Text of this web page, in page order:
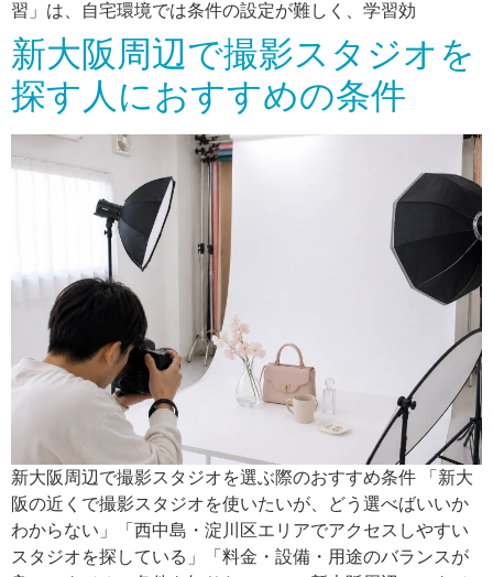
習」は、自宅環境では条件の設定が難しく、学習効
新大阪周辺で撮影スタジオを
探す人におすすめの条件
新大阪周辺で撮影スタジオを選ぶ際のおすすめ条件 「新大
阪の近くで撮影スタジオを使いたいが、どう選べばいいか
わからない」「西中島・淀川区エリアでアクセスしやすい
スタジオを探している」「料金・設備・用途のバランスが